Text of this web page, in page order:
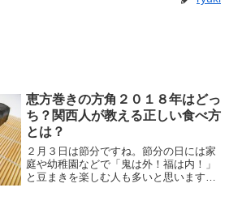
恵方巻きの方角２０１８年はどっ
ち？関西人が教える正しい食べ方
とは？
２月３日は節分ですね。節分の日には家
庭や幼稚園などで「鬼は外！福は内！」
と豆まきを楽しむ人も多いと思います。